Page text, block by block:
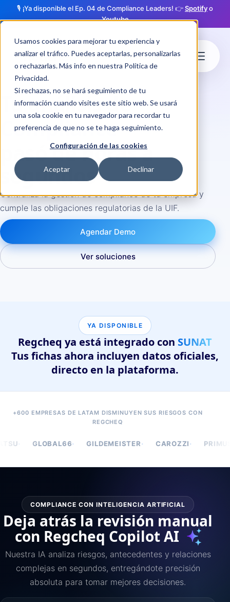
Usamos cookies para mejorar tu experiencia y
analizar el tráfico. Puedes aceptarlas, personalizarlas
o rechazarlas. Más info en nuestra Política de
Privacidad.
Si rechazas, no se hará seguimiento de tu
información cuando visites este sitio web. Se usará
una sola cookie en tu navegador para recordar tu
preferencia de que no se te haga seguimiento.
Configuración de las cookies
Aceptar Declinar
🎙️ ¡Ya disponible el Ep. 04 de Compliance Leaders! 👉Spotifyo
Youtube
Tu análisis de
Compliance
pasó de horas a
segundos
Centraliza la gestión de compliance de tu empresa y
cumple las obligaciones regulatorias de la UIF.
Agendar Demo
Ver soluciones
YA DISPONIBLE
Regcheq ya está integrado con SUNAT
Tus fichas ahora incluyen datos oficiales,
directo en la plataforma.
+600 EMPRESAS DE LATAM DISMINUYEN SUS RIESGOS CON
REGCHEQ
GLOBAL66· GILDEMEISTER· CAROZZI· PRIMUS
COMPLIANCE CON INTELIGENCIA ARTIFICIAL
Deja atrás la revisión manual
con Regcheq Copilot AI
Nuestra IA analiza riesgos, antecedentes y relaciones
complejas en segundos, entregándote precisión
absoluta para tomar mejores decisiones.